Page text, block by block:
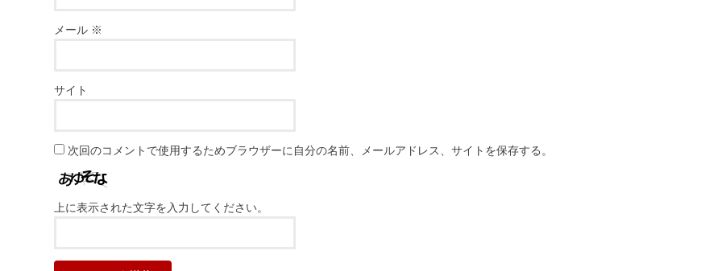
メール ※
サイト
次回のコメントで使用するためブラウザーに自分の名前、メールアドレス、サイトを保存する。
上に表示された文字を入力してください。